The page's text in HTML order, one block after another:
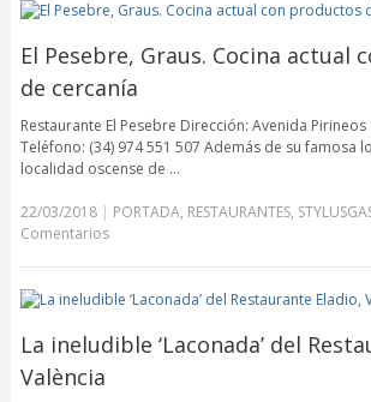
El Pesebre, Graus. Cocina actual
de cercanía
Restaurante El Pesebre Dirección: Avenida Pirineos
Teléfono: (34) 974 551 507 Además de su famosa
localidad oscense de …
22/03/2018| PORTADA, RESTAURANTES,
Comentarios
La ineludible ‘Laconada’ del
València